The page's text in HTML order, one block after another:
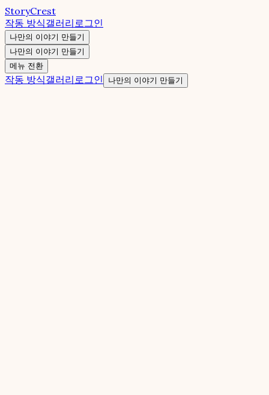
StoryCrest
작동 방식갤러리로그인
나만의 이야기 만들기
나만의 이야기 만들기
메뉴 전환
작동 방식갤러리로그인 나만의 이야기 만들기